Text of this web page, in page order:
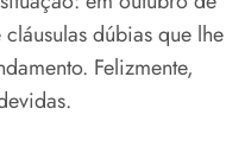
dúbias que lhe
Felizmente,